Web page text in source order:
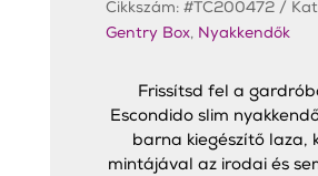
Cikkszám: #TC200472
Gentry Box, Nyakkendők
Frissítsd fel a
Escondido slim
barna kiegészítő laza,
mintájával az irodai és